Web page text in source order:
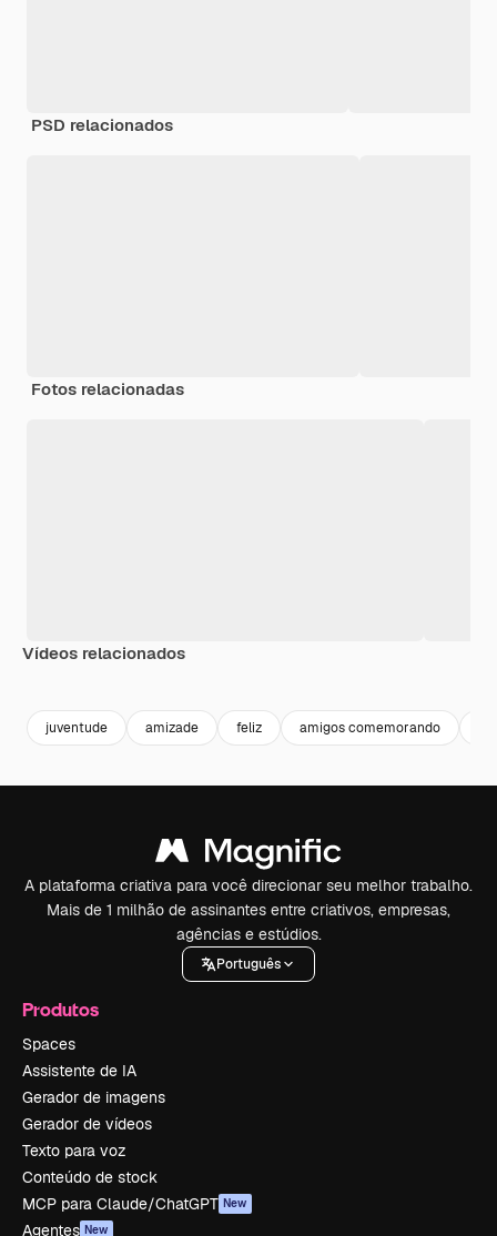
PSD relacionados
Fotos relacionadas
Vídeos relacionados
juventude amizade feliz amigos comemorando
A plataforma criativa para você direcionar seu melhor trabalho.
Mais de 1 milhão de assinantes entre criativos, empresas,
agências e estúdios.
Português
Produtos
Spaces
Assistente de IA
Gerador de imagens
Gerador de vídeos
Texto para voz
Conteúdo de stock
MCP para Claude/ChatGPT New
Agentes New